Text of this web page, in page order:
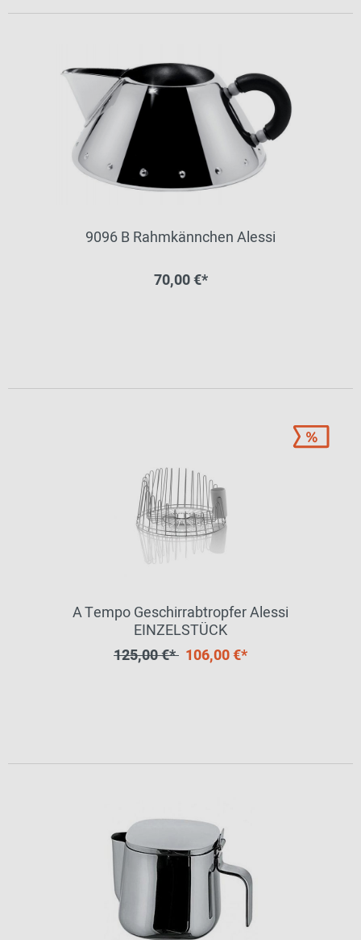
9096 B Rahmkännchen Alessi
70,00 €*
A Tempo Geschirrabtropfer Alessi
EINZELSTÜCK
125,00 €* 106,00 €*